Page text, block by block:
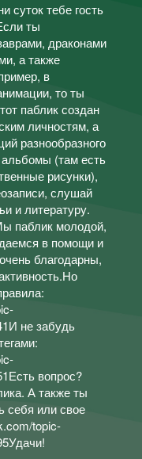
суток тебе гость
ты
драконами
а также
в
то ты
паблик создан
личностям, а
разнообразного
альбомы (там есть
рисунки),
слушай
и литературу.
паблик молодой,
в помощи и
благодарны,
не забудь
вопрос?
А также ты
себя или свое
topic-